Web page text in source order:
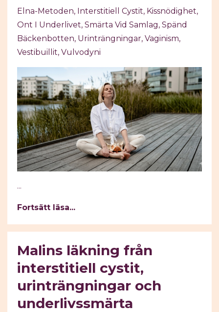
Elna-Metoden Interstitiell Cystit Kissnödighet
Ont I Underlivet Smärta Vid Samlag Spänd
Bäckenbotten Urinträngningar Vaginism
Vestibuillit Vulvodyni
...
Fortsätt läsa...
Malins läkning från
interstitiell cystit,
urinträngningar och
underlivssmärta